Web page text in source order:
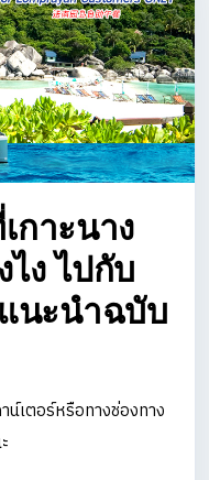
กาะนาง
ง ไปกับ
นะนำฉบับ
น์เตอร์หรือทางช่องทาง